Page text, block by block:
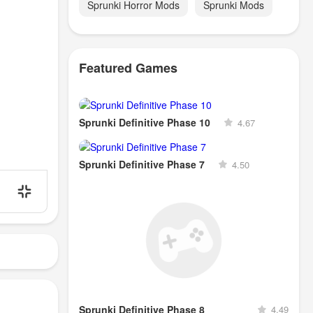
Sprunki Horror Mods Sprunki Mods
Featured Games
Sprunki Definitive Phase 10 4.67
Sprunki Definitive Phase 7 4.50
Sprunki Definitive Phase 8 4.49